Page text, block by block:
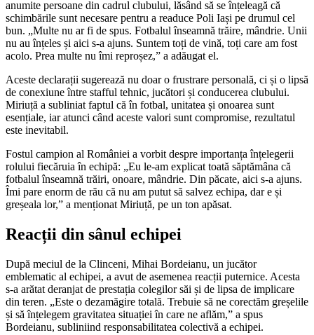
anumite persoane din cadrul clubului, lăsând să se înțeleagă că
schimbările sunt necesare pentru a readuce Poli Iași pe drumul cel
bun. „Multe nu ar fi de spus. Fotbalul înseamnă trăire, mândrie. Unii
nu au înțeles și aici s-a ajuns. Suntem toți de vină, toți care am fost
acolo. Prea multe nu îmi reproșez,” a adăugat el.
Aceste declarații sugerează nu doar o frustrare personală, ci și o lipsă
de conexiune între stafful tehnic, jucători și conducerea clubului.
Miriuță a subliniat faptul că în fotbal, unitatea și onoarea sunt
esențiale, iar atunci când aceste valori sunt compromise, rezultatul
este inevitabil.
Fostul campion al României a vorbit despre importanța înțelegerii
rolului fiecăruia în echipă: „Eu le-am explicat toată săptămâna că
fotbalul înseamnă trăiri, onoare, mândrie. Din păcate, aici s-a ajuns.
Îmi pare enorm de rău că nu am putut să salvez echipa, dar e și
greșeala lor,” a menționat Miriuță, pe un ton apăsat.
Reacții din sânul echipei
După meciul de la Clinceni, Mihai Bordeianu, un jucător
emblematic al echipei, a avut de asemenea reacții puternice. Acesta
s-a arătat deranjat de prestația colegilor săi și de lipsa de implicare
din teren. „Este o dezamăgire totală. Trebuie să ne corectăm greșelile
și să înțelegem gravitatea situației în care ne aflăm,” a spus
Bordeianu, subliniind responsabilitatea colectivă a echipei.